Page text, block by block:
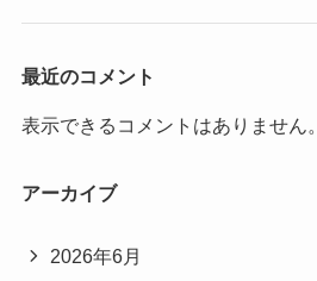
最近のコメント
表示できるコメントはありません。
アーカイブ
2026年6月